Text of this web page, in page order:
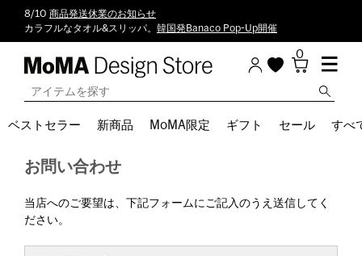
8/10 商品発送休業のお知らせ
カラフルなタオル&スリッパ。 韓国発Banaco Pop-Up開催
0
ベストセラー 新商品 MoMA限定 ギフト セール すべ
お問い合わせ
当店へのご要望は、下記フォームにご記入のうえ送信してく
ださい。